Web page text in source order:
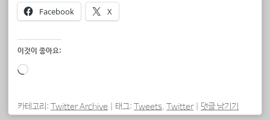
Facebook X
이것이 좋아요:
로
중...
카테고리: Twitter Archive 태그: Tweets, Twitter 댓글 남기기